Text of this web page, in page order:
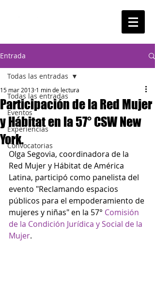
Entrada
Todas las entradas
Eventos
Experiencias
Convocatorias
Todas las entradas
Participación de la Red Mujer
y Hábitat en la 57° CSW New
York.
15 mar 2013 1 min de lectura
Olga Segovia, coordinadora de la
Red Mujer y Hábitat de América
Latina, participó como panelista del
evento "Reclamando espacios
públicos para el empoderamiento de
mujeres y niñas" en la 57° Comisión
de la Condición Jurídica y Social de la
Mujer.